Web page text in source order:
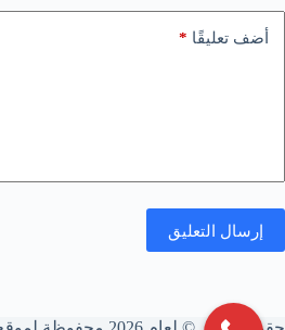
أضف تعليقًا *
إرسال التعليق